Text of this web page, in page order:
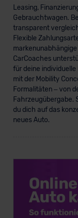
Kommission (Art.
DSGVO) oder
erteilen. Nähere
unserem
Leasing,
Gebrauchtwagen.
transparent
Flexible
CarCoaches
für deine
mit der Mobility
Formalitäten – von
Fahrzeugübergabe.
du dich auf das
neues Auto.